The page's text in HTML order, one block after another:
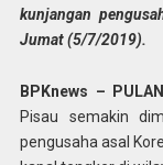
kunjangan
Jumat (5/7/2019).
BPKnews –
Pisau semakin
pengusaha asal